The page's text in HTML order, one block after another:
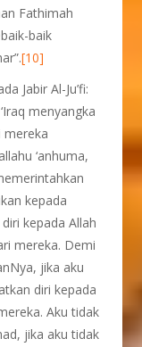
Fathimah
baik
[10]
Jabir Al-Ju’fi:
menyangka
mereka
‘anhuma,
kepada
kepada Allah
mereka. Demi
jika aku
diri kepada
Aku tidak
jika aku tidak